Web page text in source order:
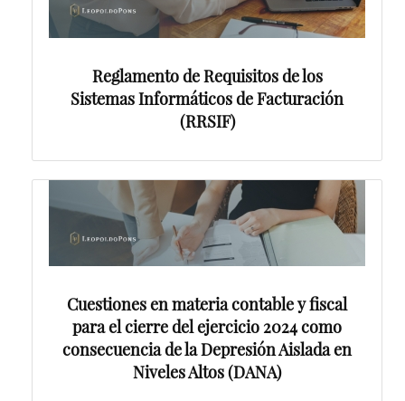
Reglamento de Requisitos de los
Sistemas Informáticos de Facturación
(RRSIF)
Cuestiones en materia contable y fiscal
para el cierre del ejercicio 2024 como
consecuencia de la Depresión Aislada en
Niveles Altos (DANA)